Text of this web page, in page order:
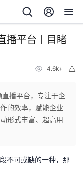
播平台丨目睹
4.6k+
直播平台，专注于企
的效率，赋能企业
形式丰富、超高用
不可或缺的一种，那